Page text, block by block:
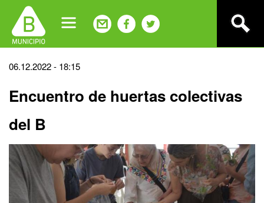
navigation
Back
top
06.12.2022 - 18:15
Encuentro de huertas colectivas
del B